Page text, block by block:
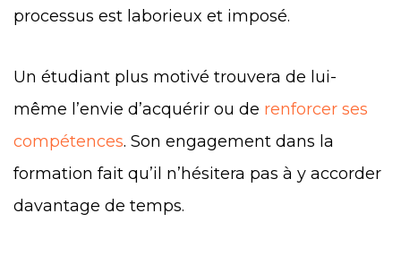
processus est laborieux et imposé.
Un étudiant plus motivé trouvera de lui-
même l’envie d’acquérir ou de renforcer ses
compétences. Son engagement dans la
formation fait qu’il n’hésitera pas à y accorder
davantage de temps.